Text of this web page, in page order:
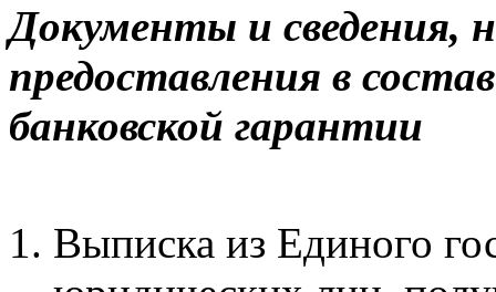
Документы и сведения,
предоставления в
банковской гарантии
Выписка из Единого